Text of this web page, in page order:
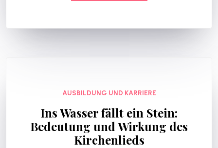
AUSBILDUNG UND KARRIERE
Ins Wasser fällt ein Stein:
Bedeutung und Wirkung des
Kirchenlieds